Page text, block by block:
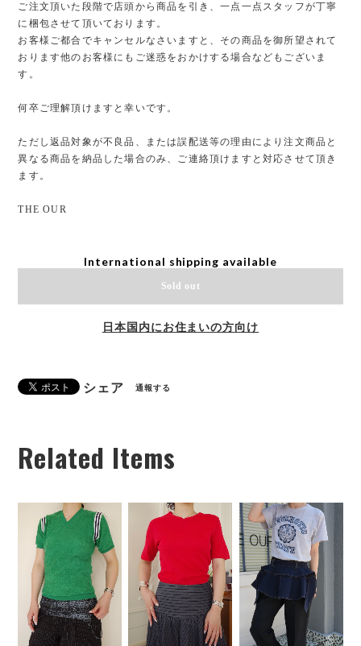
ご注文頂いた段階で店頭から商品を引き、一点一点スタッフが丁寧
に梱包させて頂いております。
お客様ご都合でキャンセルなさいますと、その商品を御所望されて
おります他のお客様にもご迷惑をおかけする場合などもございま
す。
何卒ご理解頂けますと幸いです。
ただし返品対象が不良品、または誤配送等の理由により注文商品と
異なる商品を納品した場合のみ、ご連絡頂けますと対応させて頂き
ます。
THE OUR
International shipping available
Sold out
日本国内にお住まいの方向け
シェア 通報する
Related Items